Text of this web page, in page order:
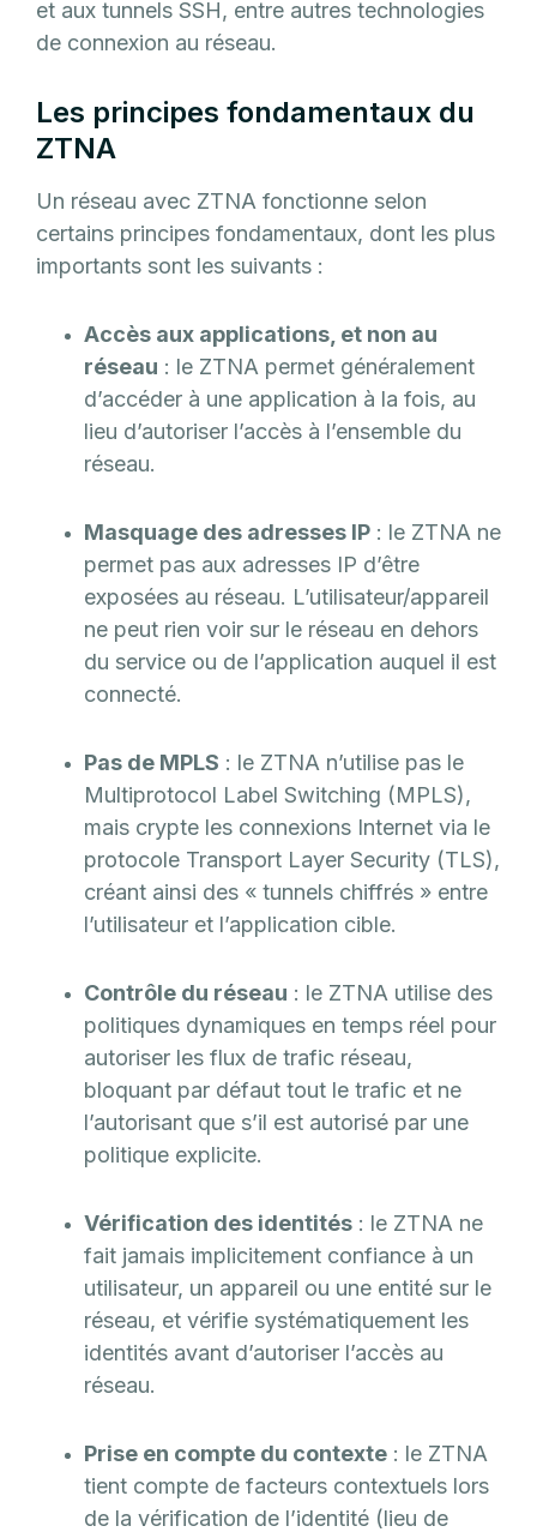
et aux tunnels SSH, entre autres technologies
de connexion au réseau.
Les principes fondamentaux du
ZTNA
Un réseau avec ZTNA fonctionne selon
certains principes fondamentaux, dont les plus
importants sont les suivants :
Accès aux applications, et non au
réseau : le ZTNA permet généralement
d’accéder à une application à la fois, au
lieu d’autoriser l’accès à l’ensemble du
réseau.
Masquage des adresses IP : le ZTNA ne
permet pas aux adresses IP d’être
exposées au réseau. L’utilisateur/appareil
ne peut rien voir sur le réseau en dehors
du service ou de l’application auquel il est
connecté.
Pas de MPLS : le ZTNA n’utilise pas le
Multiprotocol Label Switching (MPLS),
mais crypte les connexions Internet via le
protocole Transport Layer Security (TLS),
créant ainsi des « tunnels chiffrés » entre
l’utilisateur et l’application cible.
Contrôle du réseau : le ZTNA utilise des
politiques dynamiques en temps réel pour
autoriser les flux de trafic réseau,
bloquant par défaut tout le trafic et ne
l’autorisant que s’il est autorisé par une
politique explicite.
Vérification des identités : le ZTNA ne
fait jamais implicitement confiance à un
utilisateur, un appareil ou une entité sur le
réseau, et vérifie systématiquement les
identités avant d’autoriser l’accès au
réseau.
Prise en compte du contexte : le ZTNA
tient compte de facteurs contextuels lors
de la vérification de l’identité (lieu de